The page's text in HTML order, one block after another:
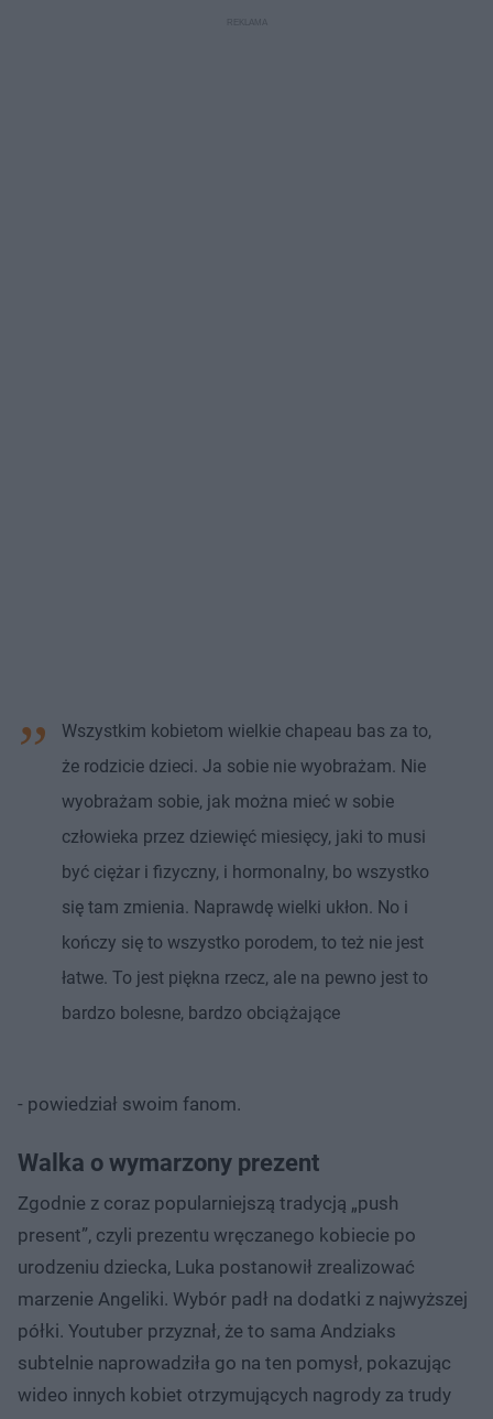
Wszystkim kobietom wielkie chapeau bas za to,
że rodzicie dzieci. Ja sobie nie wyobrażam. Nie
wyobrażam sobie, jak można mieć w sobie
człowieka przez dziewięć miesięcy, jaki to musi
być ciężar i fizyczny, i hormonalny, bo wszystko
się tam zmienia. Naprawdę wielki ukłon. No i
kończy się to wszystko porodem, to też nie jest
łatwe. To jest piękna rzecz, ale na pewno jest to
bardzo bolesne, bardzo obciążające
- powiedział swoim fanom.
Walka o wymarzony prezent
Zgodnie z coraz popularniejszą tradycją „push
present”, czyli prezentu wręczanego kobiecie po
urodzeniu dziecka, Luka postanowił zrealizować
marzenie Angeliki. Wybór padł na dodatki z najwyższej
półki. Youtuber przyznał, że to sama Andziaks
subtelnie naprowadziła go na ten pomysł, pokazując
wideo innych kobiet otrzymujących nagrody za trudy